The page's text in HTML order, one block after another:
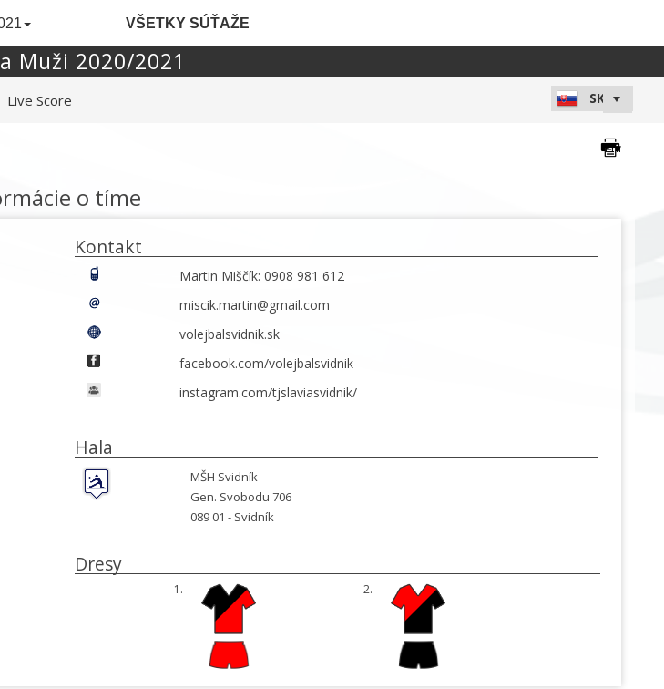
VŠETKY SÚŤAŽE
Muži 2020/2021
Live Score
o tíme
Kontakt
Martin Miščík: 0908 981 612
miscik.martin@gmail.com
volejbalsvidnik.sk
facebook.com/volejbalsvidnik
instagram.com/tjslaviasvidnik/
Hala
MŠH Svidník
Gen. Svobodu 706
089 01 - Svidník
Dresy
1. 2.